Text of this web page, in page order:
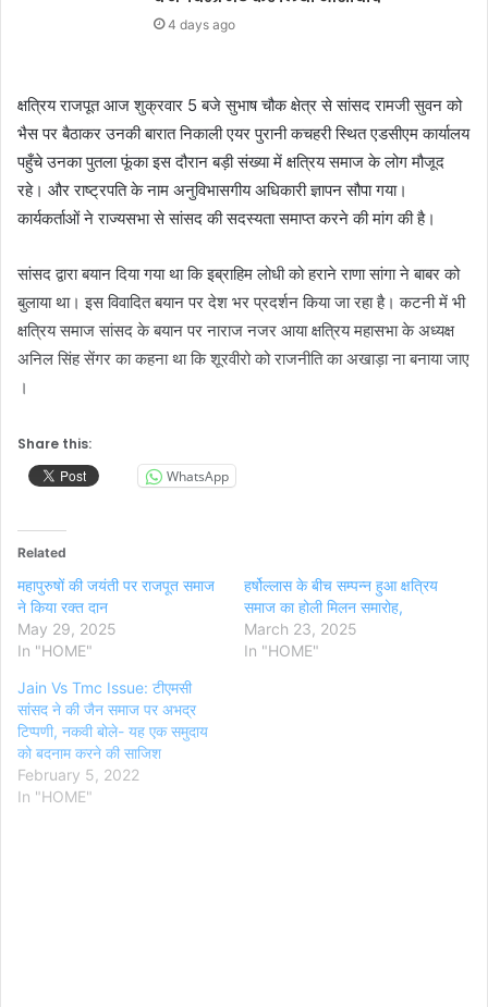
4 days ago
क्षत्रिय राजपूत आज शुक्रवार 5 बजे सुभाष चौक क्षेत्र से सांसद रामजी सुवन को
भैस पर बैठाकर उनकी बारात निकाली एयर पुरानी कचहरी स्थित एडसीएम कार्यालय
पहुँचे उनका पुतला फूंका इस दौरान बड़ी संख्या में क्षत्रिय समाज के लोग मौजूद
रहे। और राष्ट्रपति के नाम अनुविभासगीय अधिकारी ज्ञापन सौपा गया।
कार्यकर्ताओं ने राज्यसभा से सांसद की सदस्यता समाप्त करने की मांग की है।
सांसद द्वारा बयान दिया गया था कि इब्राहिम लोधी को हराने राणा सांगा ने बाबर को
बुलाया था। इस विवादित बयान पर देश भर प्रदर्शन किया जा रहा है। कटनी में भी
क्षत्रिय समाज सांसद के बयान पर नाराज नजर आया क्षत्रिय महासभा के अध्यक्ष
अनिल सिंह सेंगर का कहना था कि शूरवीरो को राजनीति का अखाड़ा ना बनाया जाए
।
Share this:
WhatsApp
Related
महापुरुषों की जयंती पर राजपूत समाज
ने किया रक्त दान
May 29, 2025
In "HOME"
हर्षोल्लास के बीच सम्पन्न हुआ क्षत्रिय
समाज का होली मिलन समारोह,
March 23, 2025
In "HOME"
Jain Vs Tmc Issue: टीएमसी
सांसद ने की जैन समाज पर अभद्र
टिप्पणी, नकवी बोले- यह एक समुदाय
को बदनाम करने की साजिश
February 5, 2022
In "HOME"